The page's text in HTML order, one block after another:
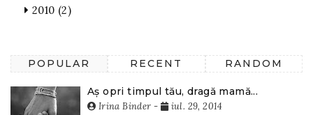
2010 (2)
POPULAR RECENT RANDOM
Aș opri timpul tău, dragă mamă...
Irina Binder - iul. 29, 2014